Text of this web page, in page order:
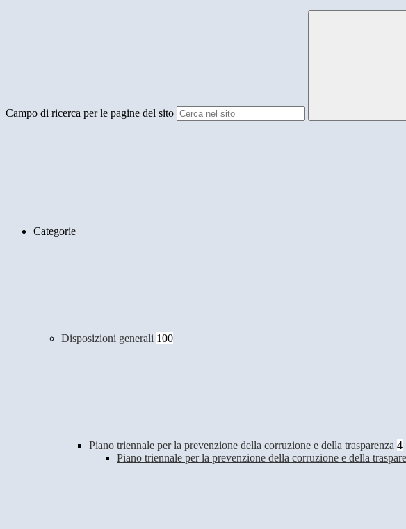
Campo di ricerca per le pagine del sito
Categorie
Disposizioni generali 100
Piano triennale per la prevenzione della corruzione e della trasparenza 4
Piano triennale per la prevenzione della corruzione e della